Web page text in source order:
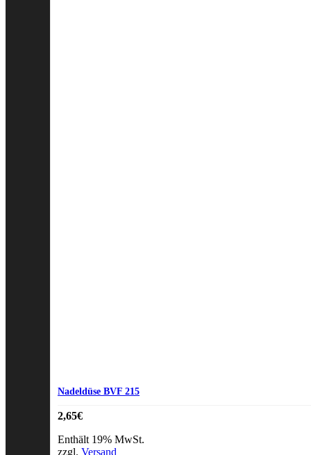
Nadeldüse BVF 215
2,65€
Enthält 19% MwSt.
zzgl. Versand